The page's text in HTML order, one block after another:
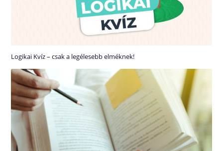
Logikai Kvíz – csak a legélesebb elméknek!